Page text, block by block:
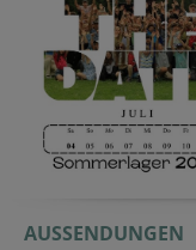
AUSSENDUNGEN